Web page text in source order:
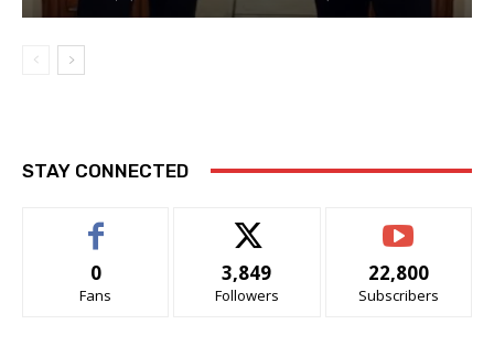
STAY CONNECTED
0
Fans
3,849
Followers
22,800
Subscribers